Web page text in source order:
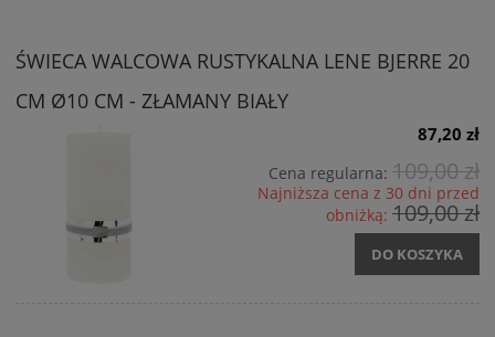
ŚWIECA WALCOWA RUSTYKALNA LENE BJERRE 20
CM Ø10 CM - ZŁAMANY BIAŁY
87,20 zł
Cena regularna: 109,00 zł
Najniższa cena z 30 dni przed
obniżką: 109,00 zł
DO KOSZYKA